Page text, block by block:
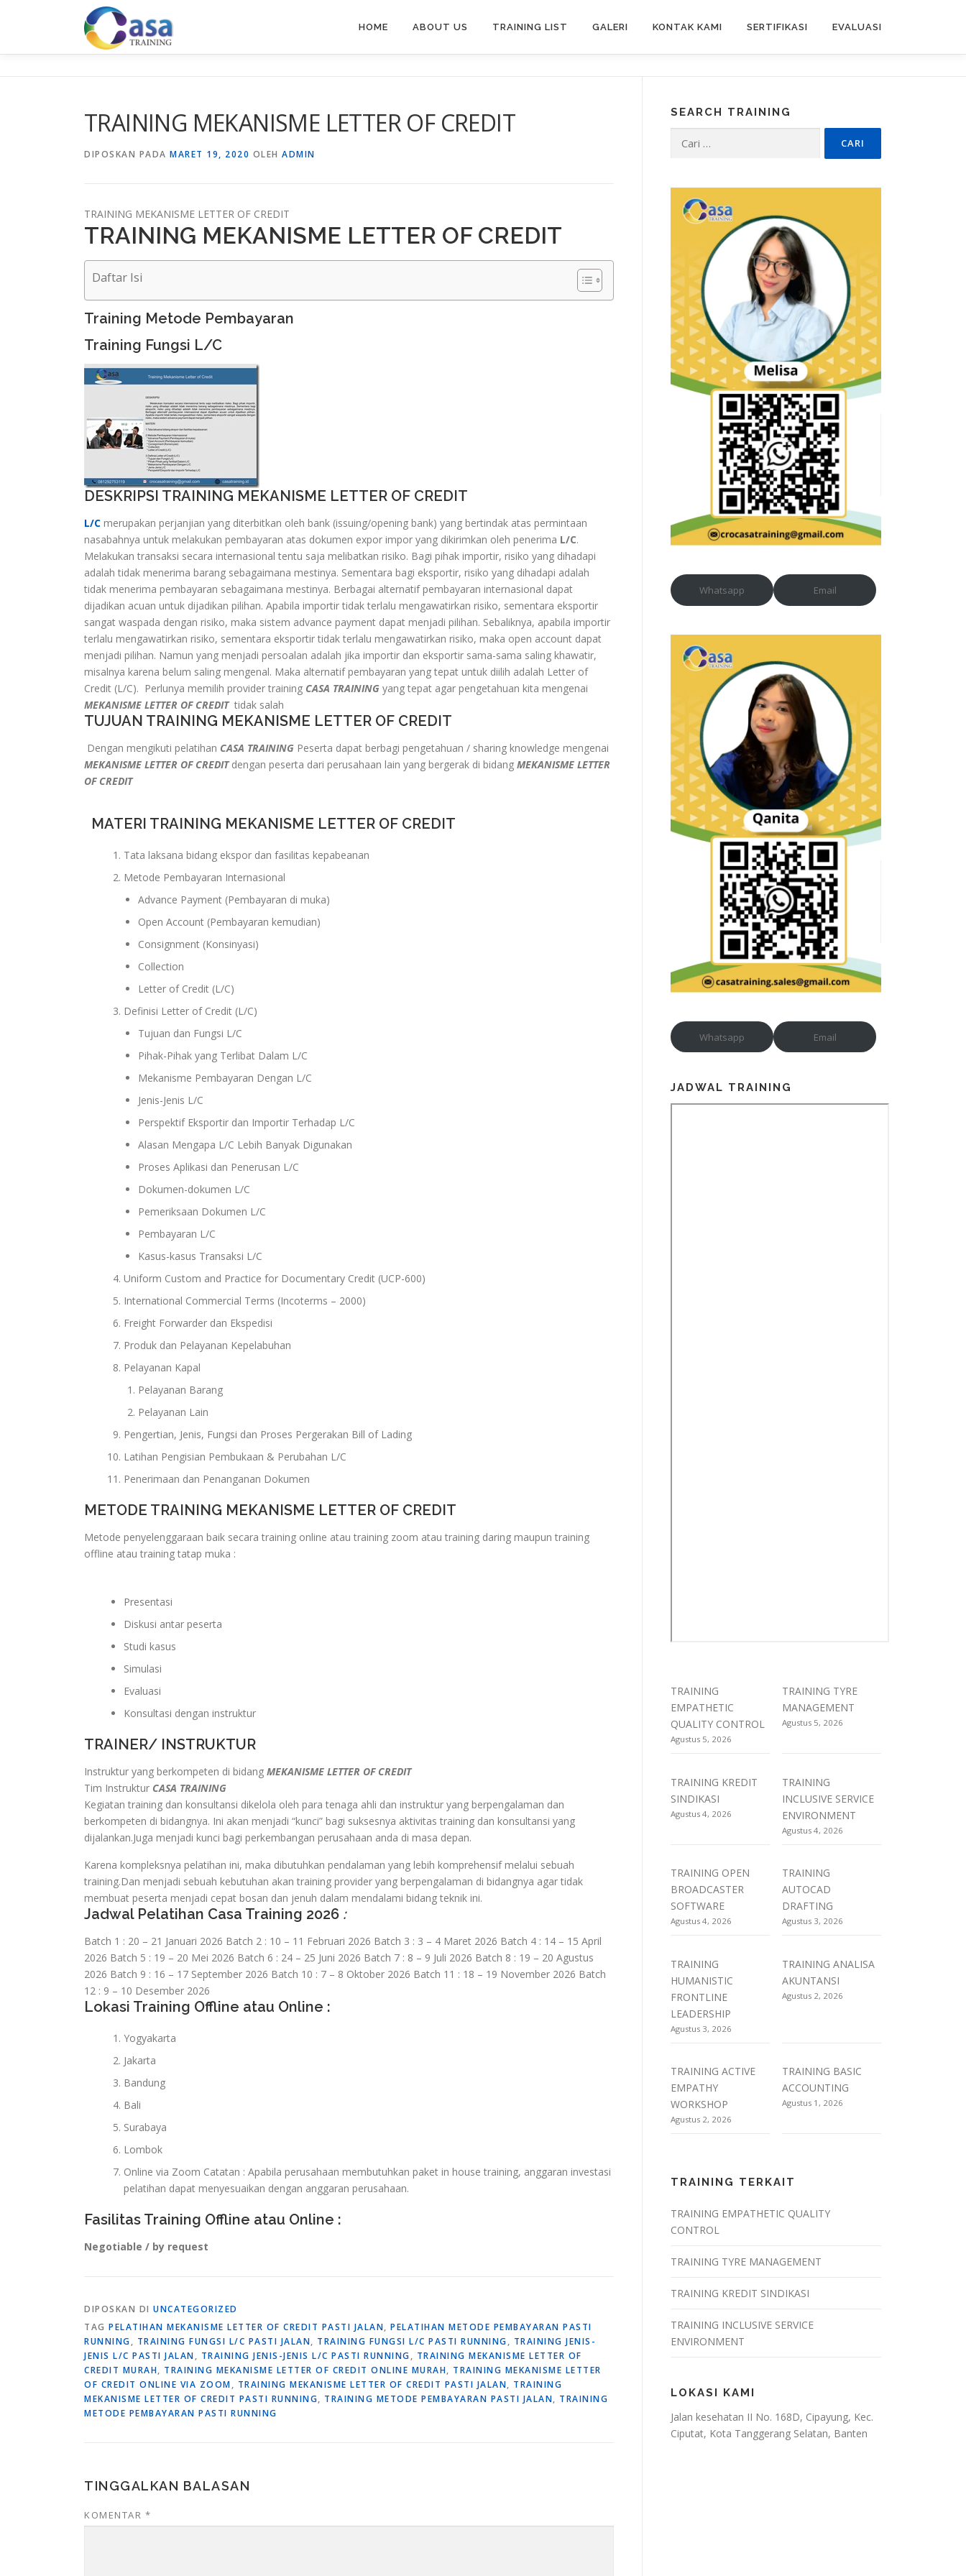
HOME ABOUT US TRAINING LIST GALERI KONTAK KAMI SERTIFIKASI EVALUASI
TRAINING MEKANISME LETTER OF CREDIT
DIPOSKAN PADA MARET 19, 2020 OLEH ADMIN
TRAINING MEKANISME LETTER OF CREDIT
TRAINING MEKANISME LETTER OF CREDIT
Daftar Isi
Training Metode Pembayaran
Training Fungsi L/C
DESKRIPSI TRAINING MEKANISME LETTER OF CREDIT
L/C merupakan perjanjian yang diterbitkan oleh bank (issuing/opening bank) yang bertindak atas permintaan
nasabahnya untuk melakukan pembayaran atas dokumen expor impor yang dikirimkan oleh penerima L/C.
Melakukan transaksi secara internasional tentu saja melibatkan risiko. Bagi pihak importir, risiko yang dihadapi
adalah tidak menerima barang sebagaimana mestinya. Sementara bagi eksportir, risiko yang dihadapi adalah
tidak menerima pembayaran sebagaimana mestinya. Berbagai alternatif pembayaran internasional dapat
dijadikan acuan untuk dijadikan pilihan. Apabila importir tidak terlalu mengawatirkan risiko, sementara eksportir
sangat waspada dengan risiko, maka sistem advance payment dapat menjadi pilihan. Sebaliknya, apabila importir
terlalu mengawatirkan risiko, sementara eksportir tidak terlalu mengawatirkan risiko, maka open account dapat
menjadi pilihan. Namun yang menjadi persoalan adalah jika importir dan eksportir sama-sama saling khawatir,
misalnya karena belum saling mengenal. Maka alternatif pembayaran yang tepat untuk diilih adalah Letter of
Credit (L/C). Perlunya memilih provider training CASA TRAINING yang tepat agar pengetahuan kita mengenai
MEKANISME LETTER OF CREDIT tidak salah
TUJUAN TRAINING MEKANISME LETTER OF CREDIT
Dengan mengikuti pelatihan CASA TRAINING Peserta dapat berbagi pengetahuan / sharing knowledge mengenai
MEKANISME LETTER OF CREDITdengan peserta dari perusahaan lain yang bergerak di bidang MEKANISME LETTER
OF CREDIT
MATERI TRAINING MEKANISME LETTER OF CREDIT
Tata laksana bidang ekspor dan fasilitas kepabeanan
Metode Pembayaran Internasional
Advance Payment (Pembayaran di muka)
Open Account (Pembayaran kemudian)
Consignment (Konsinyasi)
Collection
Letter of Credit (L/C)
Definisi Letter of Credit (L/C)
Tujuan dan Fungsi L/C
Pihak-Pihak yang Terlibat Dalam L/C
Mekanisme Pembayaran Dengan L/C
Jenis-Jenis L/C
Perspektif Eksportir dan Importir Terhadap L/C
Alasan Mengapa L/C Lebih Banyak Digunakan
Proses Aplikasi dan Penerusan L/C
Dokumen-dokumen L/C
Pemeriksaan Dokumen L/C
Pembayaran L/C
Kasus-kasus Transaksi L/C
Uniform Custom and Practice for Documentary Credit (UCP-600)
International Commercial Terms (Incoterms – 2000)
Freight Forwarder dan Ekspedisi
Produk dan Pelayanan Kepelabuhan
Pelayanan Kapal
Pelayanan Barang
Pelayanan Lain
Pengertian, Jenis, Fungsi dan Proses Pergerakan Bill of Lading
Latihan Pengisian Pembukaan & Perubahan L/C
Penerimaan dan Penanganan Dokumen
METODE TRAINING MEKANISME LETTER OF CREDIT
Metode penyelenggaraan baik secara training online atau training zoom atau training daring maupun training
offline atau training tatap muka :
Presentasi
Diskusi antar peserta
Studi kasus
Simulasi
Evaluasi
Konsultasi dengan instruktur
TRAINER/ INSTRUKTUR
Instruktur yang berkompeten di bidang MEKANISME LETTER OF CREDIT
Tim Instruktur CASA TRAINING
Kegiatan training dan konsultansi dikelola oleh para tenaga ahli dan instruktur yang berpengalaman dan
berkompeten di bidangnya. Ini akan menjadi “kunci” bagi suksesnya aktivitas training dan konsultansi yang
dijalankan.Juga menjadi kunci bagi perkembangan perusahaan anda di masa depan.
Karena kompleksnya pelatihan ini, maka dibutuhkan pendalaman yang lebih komprehensif melalui sebuah
training.Dan menjadi sebuah kebutuhan akan training provider yang berpengalaman di bidangnya agar tidak
membuat peserta menjadi cepat bosan dan jenuh dalam mendalami bidang teknik ini.
Jadwal Pelatihan Casa Training 2026 :
Batch 1 : 20 – 21 Januari 2026 Batch 2 : 10 – 11 Februari 2026 Batch 3 : 3 – 4 Maret 2026 Batch 4 : 14 – 15 April
2026 Batch 5 : 19 – 20 Mei 2026 Batch 6 : 24 – 25 Juni 2026 Batch 7 : 8 – 9 Juli 2026 Batch 8 : 19 – 20 Agustus
2026 Batch 9 : 16 – 17 September 2026 Batch 10 : 7 – 8 Oktober 2026 Batch 11 : 18 – 19 November 2026 Batch
12 : 9 – 10 Desember 2026
Lokasi Training Offline atau Online :
Yogyakarta
Jakarta
Bandung
Bali
Surabaya
Lombok
Online via Zoom Catatan : Apabila perusahaan membutuhkan paket in house training, anggaran investasi
pelatihan dapat menyesuaikan dengan anggaran perusahaan.
Fasilitas Training Offline atau Online :
Negotiable / by request
DIPOSKAN DI UNCATEGORIZED
TAG PELATIHAN MEKANISME LETTER OF CREDIT PASTI JALAN, PELATIHAN METODE PEMBAYARAN PASTI
RUNNING, TRAINING FUNGSI L/C PASTI JALAN, TRAINING FUNGSI L/C PASTI RUNNING, TRAINING JENIS-
JENIS L/C PASTI JALAN, TRAINING JENIS-JENIS L/C PASTI RUNNING, TRAINING MEKANISME LETTER OF
CREDIT MURAH, TRAINING MEKANISME LETTER OF CREDIT ONLINE MURAH, TRAINING MEKANISME LETTER
OF CREDIT ONLINE VIA ZOOM, TRAINING MEKANISME LETTER OF CREDIT PASTI JALAN, TRAINING
MEKANISME LETTER OF CREDIT PASTI RUNNING, TRAINING METODE PEMBAYARAN PASTI JALAN, TRAINING
METODE PEMBAYARAN PASTI RUNNING
TINGGALKAN BALASAN
KOMENTAR *
SEARCH TRAINING
untuk:
Whatsapp Email
Whatsapp Email
JADWAL TRAINING
TRAINING
EMPATHETIC
QUALITY CONTROL
Agustus 5, 2026
TRAINING TYRE
MANAGEMENT
Agustus 5, 2026
TRAINING KREDIT
SINDIKASI
Agustus 4, 2026
TRAINING
INCLUSIVE SERVICE
ENVIRONMENT
Agustus 4, 2026
TRAINING OPEN
BROADCASTER
SOFTWARE
Agustus 4, 2026
TRAINING
AUTOCAD
DRAFTING
Agustus 3, 2026
TRAINING
HUMANISTIC
FRONTLINE
LEADERSHIP
Agustus 3, 2026
TRAINING ANALISA
AKUNTANSI
Agustus 2, 2026
TRAINING ACTIVE
EMPATHY
WORKSHOP
Agustus 2, 2026
TRAINING BASIC
ACCOUNTING
Agustus 1, 2026
TRAINING TERKAIT
TRAINING EMPATHETIC QUALITY
CONTROL
TRAINING TYRE MANAGEMENT
TRAINING KREDIT SINDIKASI
TRAINING INCLUSIVE SERVICE
ENVIRONMENT
LOKASI KAMI
Jalan kesehatan II No. 168D, Cipayung, Kec.
Ciputat, Kota Tanggerang Selatan, Banten